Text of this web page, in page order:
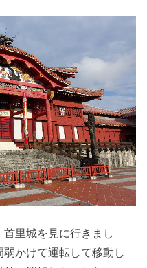
里城を見に行きまし
かけて運転して移動し